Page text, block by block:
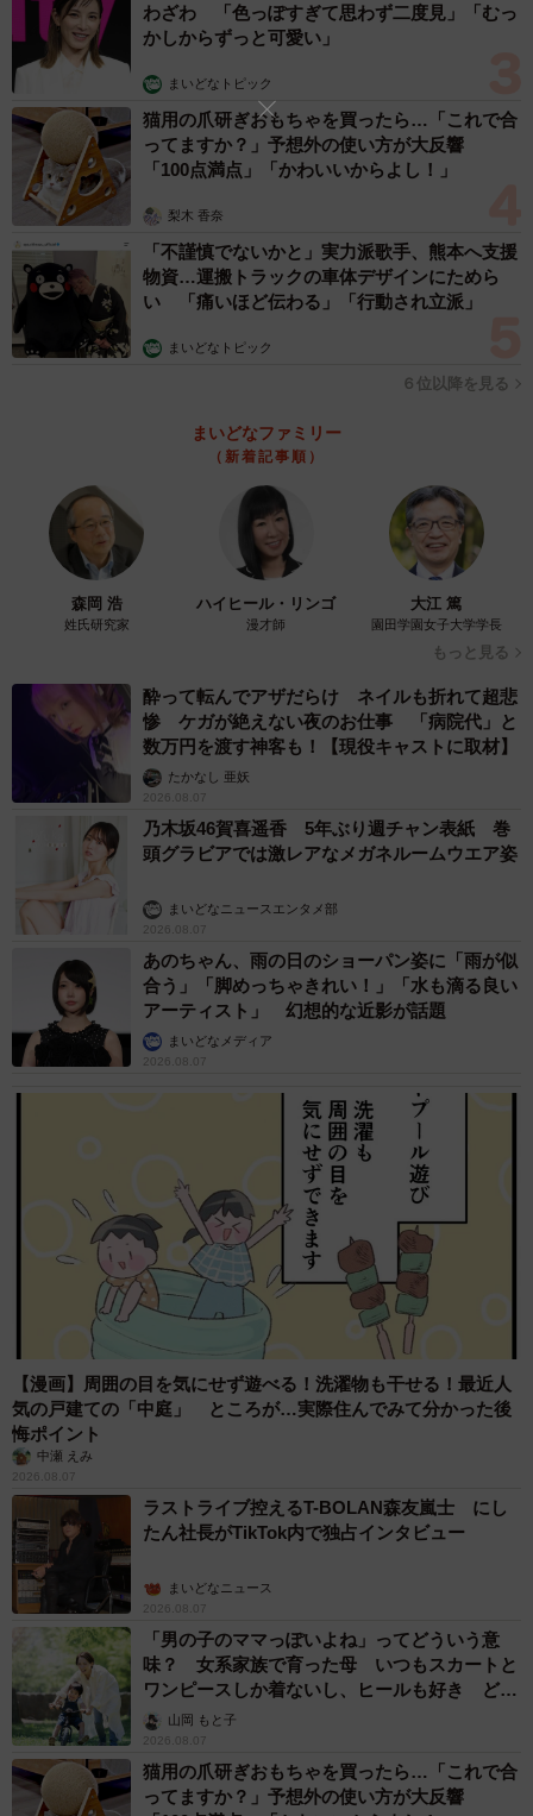
わざわ 「色っぽすぎて思わず二度見」「むっ
かしからずっと可愛い」
まいどなトピック
猫用の爪研ぎおもちゃを買ったら…「これで合
ってますか？」予想外の使い方が大反響
「100点満点」「かわいいからよし！」
梨木 香奈
「不謹慎でないかと」実力派歌手、熊本へ支援
物資…運搬トラックの車体デザインにためら
い 「痛いほど伝わる」「行動され立派」
まいどなトピック
６位以降を見る
まいどなファミリー
（新着記事順）
森岡 浩
姓氏研究家
ハイヒール・リンゴ
漫才師
大江 篤
園田学園女子大学学長
もっと見る
酔って転んでアザだらけ ネイルも折れて超悲
惨 ケガが絶えない夜のお仕事 「病院代」と
数万円を渡す神客も！【現役キャストに取材】
たかなし 亜妖
2026.08.07
乃木坂46賀喜遥香 5年ぶり週チャン表紙 巻
頭グラビアでは激レアなメガネルームウエア姿
まいどなニュースエンタメ部
2026.08.07
あのちゃん、雨の日のショーパン姿に「雨が似
合う」「脚めっちゃきれい！」「水も滴る良い
アーティスト」 幻想的な近影が話題
まいどなメディア
2026.08.07
【漫画】周囲の目を気にせず遊べる！洗濯物も干せる！最近人
気の戸建ての「中庭」 ところが…実際住んでみて分かった後
悔ポイント
中瀬 えみ
2026.08.07
ラストライブ控えるT-BOLAN森友嵐士 にし
たん社長がTikTok内で独占インタビュー
まいどなニュース
2026.08.07
「男の子のママっぽいよね」ってどういう意
味？ 女系家族で育った母 いつもスカートと
ワンピースしか着ないし、ヒールも好き どの
へんが…
山岡 もと子
2026.08.07
猫用の爪研ぎおもちゃを買ったら…「これで合
ってますか？」予想外の使い方が大反響